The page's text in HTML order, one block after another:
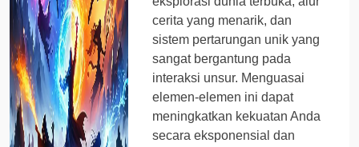
cerita yang menarik, dan
sistem pertarungan unik yang
sangat bergantung pada
interaksi unsur. Menguasai
elemen-elemen ini dapat
meningkatkan kekuatan Anda
secara eksponensial dan